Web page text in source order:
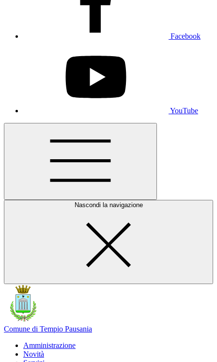
Facebook
YouTube
Nascondi la navigazione
Comune di Tempio Pausania
Amministrazione
Novità